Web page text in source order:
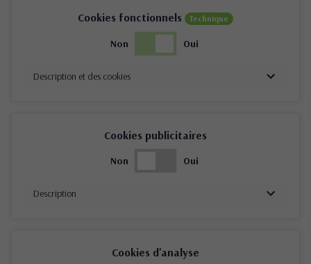
Cookies fonctionnels Technique
Non Oui
Description et des cookies
Cookies publicitaires
Non Oui
Description
Cookies d'analyse